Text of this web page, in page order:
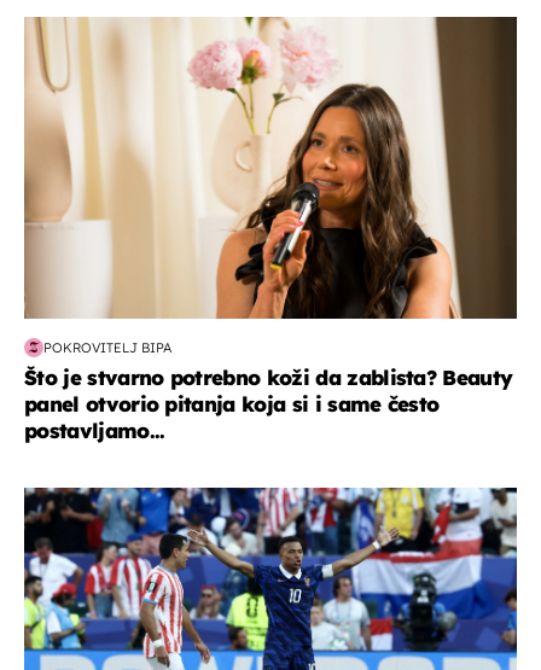
moda & ljepota
POKROVITELJ BIPA
Što je stvarno potrebno koži da zablista? Beauty
panel otvorio pitanja koja si i same često
postavljamo...
svjetsko prvenstvo 2026